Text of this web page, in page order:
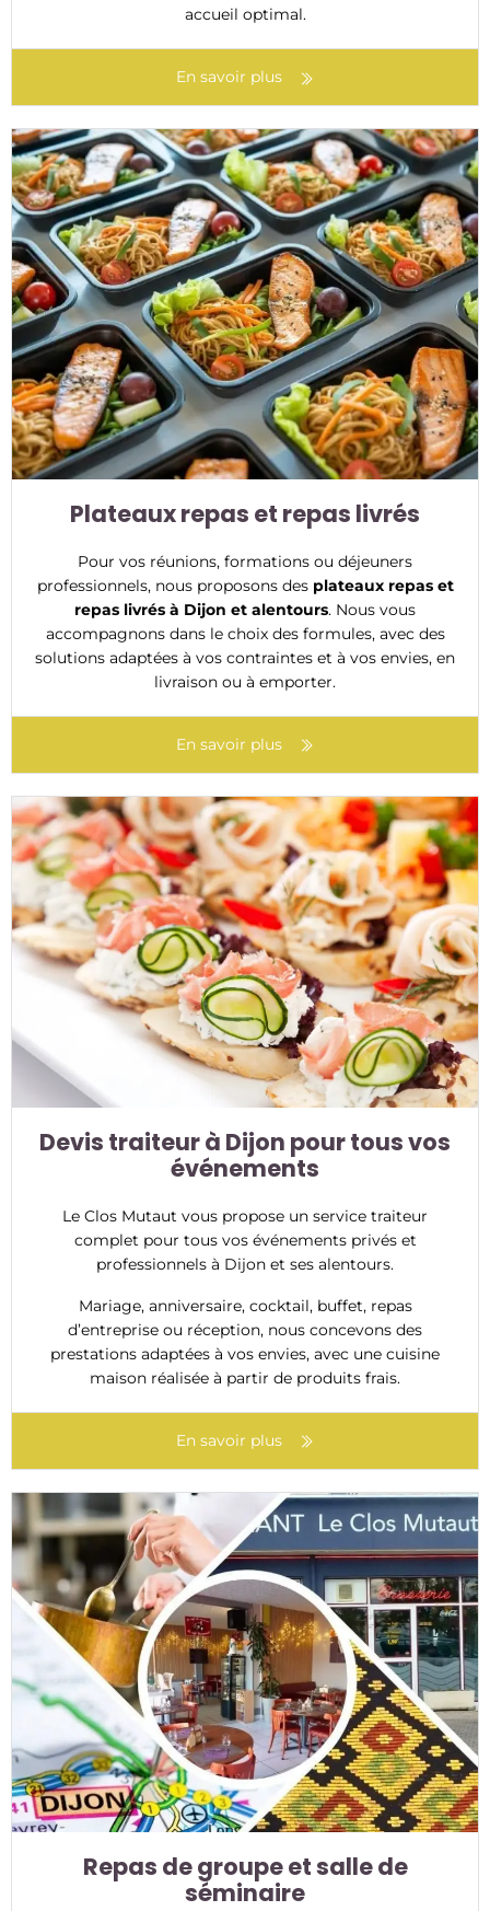
accueil optimal.
En savoir plus
Plateaux repas et repas livrés
Pour vos réunions, formations ou déjeuners
professionnels, nous proposons des plateaux repas et
repas livrés à Dijon et alentours. Nous vous
accompagnons dans le choix des formules, avec des
solutions adaptées à vos contraintes et à vos envies, en
livraison ou à emporter.
En savoir plus
Devis traiteur à Dijon pour tous vos
événements
Le Clos Mutaut vous propose un service traiteur
complet pour tous vos événements privés et
professionnels à Dijon et ses alentours.
Mariage, anniversaire, cocktail, buffet, repas
d’entreprise ou réception, nous concevons des
prestations adaptées à vos envies, avec une cuisine
maison réalisée à partir de produits frais.
En savoir plus
Repas de groupe et salle de
séminaire